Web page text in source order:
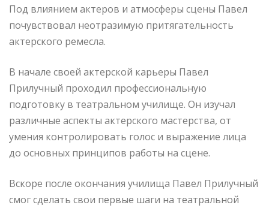
Под влиянием актеров и атмосферы сцены Павел
почувствовал неотразимую притягательность
актерского ремесла.
В начале своей актерской карьеры Павел
Прилучный проходил профессиональную
подготовку в театральном училище. Он изучал
различные аспекты актерского мастерства, от
умения контролировать голос и выражение лица
до основных принципов работы на сцене.
Вскоре после окончания училища Павел Прилучный
смог сделать свои первые шаги на театральной